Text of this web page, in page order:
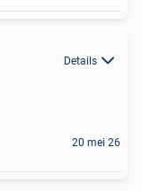
Details
20 mei 26